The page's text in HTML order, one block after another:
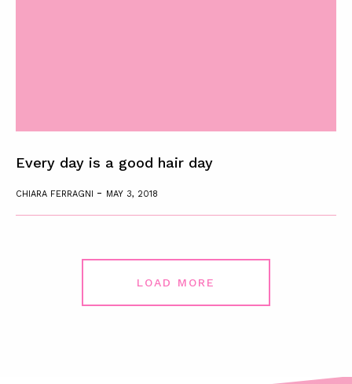
Every day is a good hair day
CHIARA FERRAGNI - MAY 3, 2018
LOAD MORE